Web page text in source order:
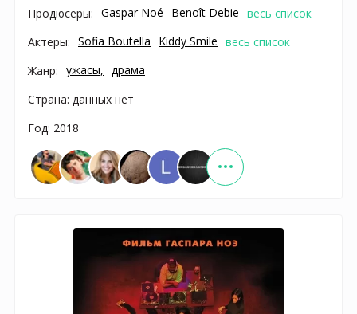
Продюсеры: Gaspar Noé Benoît Debie весь список
Актеры: Sofia Boutella Kiddy Smile весь список
Жанр: ужасы,
драма
Страна: данных нет
Год: 2018